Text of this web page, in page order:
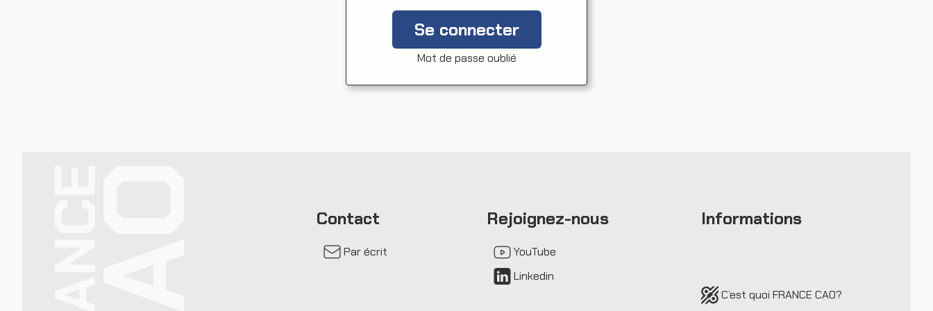
Se connecter
Mot de passe oublié
Contact
Par écrit
Rejoignez-nous
YouTube
Linkedin
Informations
C’est quoi FRANCE CAO?